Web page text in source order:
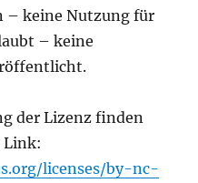
– keine Nutzung für
– keine
der Lizenz finden
Link:
licenses/by-nc-